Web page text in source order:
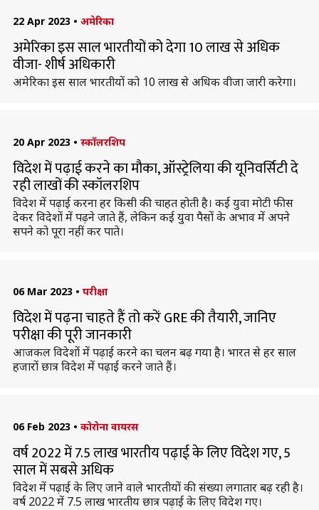
22 Apr 2023 • अमेरिका
अमेरिका इस साल भारतीयों को देगा 10 लाख से अधिक
वीजा- शीर्ष अधिकारी
अमेरिका इस साल भारतीयों को 10 लाख से अधिक वीजा जारी करेगा।
20 Apr 2023 • स्कॉलरशिप
विदेश में पढ़ाई करने का मौका, ऑस्ट्रेलिया की यूनिवर्सिटी दे
रही लाखों की स्कॉलरशिप
विदेश में पढ़ाई करना हर किसी की चाहत होती है। कई युवा मोटी फीस
देकर विदेशों में पढ़ने जाते हैं, लेकिन कई युवा पैसों के अभाव में अपने
सपने को पूरा नहीं कर पाते।
06 Mar 2023 • परीक्षा
विदेश में पढ़ना चाहते हैं तो करें GRE की तैयारी, जानिए
परीक्षा की पूरी जानकारी
आजकल विदेशों में पढ़ाई करने का चलन बढ़ गया है। भारत से हर साल
हजारों छात्र विदेश में पढ़ाई करने जाते हैं।
06 Feb 2023 • कोरोना वायरस
वर्ष 2022 में 7.5 लाख भारतीय पढ़ाई के लिए विदेश गए, 5
साल में सबसे अधिक
विदेश में पढ़ाई के लिए जाने वाले भारतीयों की संख्या लगातार बढ़ रही है।
वर्ष 2022 में 7.5 लाख भारतीय छात्र पढ़ाई के लिए विदेश गए।